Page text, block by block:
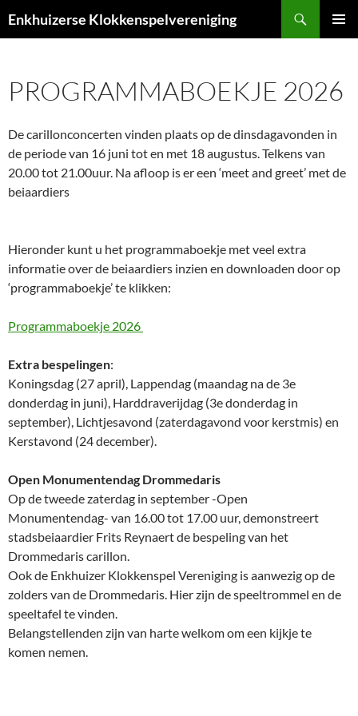
naar
Enkhuizerse Klokkenspelvereniging
PROGRAMMABOEKJE 2026
De carillonconcerten vinden plaats op de dinsdagavonden in
de periode van 16 juni tot en met 18 augustus. Telkens van
20.00 tot 21.00uur. Na afloop is er een ‘meet and greet’ met de
beiaardiers
Hieronder kunt u het programmaboekje met veel extra
informatie over de beiaardiers inzien en downloaden door op
‘programmaboekje’ te klikken:
Programmaboekje 2026
Extra bespelingen:
Koningsdag (27 april), Lappendag (maandag na de 3e
donderdag in juni), Harddraverijdag (3e donderdag in
september), Lichtjesavond (zaterdagavond voor kerstmis) en
Kerstavond (24 december).
Open Monumentendag Drommedaris
Op de tweede zaterdag in september -Open
Monumentendag- van 16.00 tot 17.00 uur, demonstreert
stadsbeiaardier Frits Reynaert de bespeling van het
Drommedaris carillon.
Ook de Enkhuizer Klokkenspel Vereniging is aanwezig op de
zolders van de Drommedaris. Hier zijn de speeltrommel en de
speeltafel te vinden.
Belangstellenden zijn van harte welkom om een kijkje te
komen nemen.